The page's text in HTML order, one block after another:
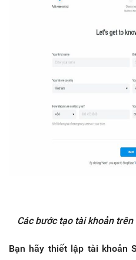
Các bước tạo tài khoản
Bạn hãy thiết lập tài khoản